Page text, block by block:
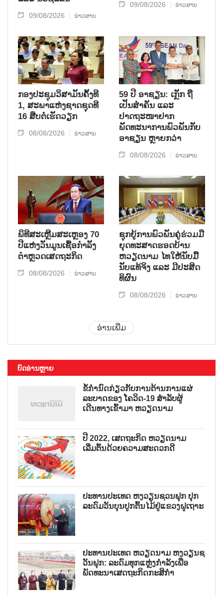
09/08/2026 ຂ່າວສານ
09/08/2026 ຂ່າວສານ
ກອງປະຊຸມວິສາມັນຄັ້ງທີ
1, ສະພາແຫ່ງຊາດຊຸດທີ
16 ສືບຕໍ່ເຮັດວຽກ
08/08/2026 ຂ່າວສານ
59 ປີ ອາຊຽນ: ເກຼັກ ຖື
ເປັນສຳຄັນ ແລະ
ປາດຖະໜາຢາກ
ພັດທະນາການພົວພັນກັບ
ອາຊຽນ ຫຼາຍກວ່າ
08/08/2026 ຂ່າວສານ
ພິທີສະເຫຼີມສະເຫຼອງ 70
ປີແຫ່ງວັນມູນເຊື້ອກຳລັງ
ຕຳຫຼວດເສດຖະກິດ
08/08/2026 ຂ່າວສານ
ຊຸກ​ຍູ້​ການ​ພົວ​ພັນ​ຄູ່​ຮ່ວມ​ມື​
ຍຸດ​ທະ​ສາດ​ຮອດ​ບ້ານ
ຫວຽດ​ນາມ ໄທ​ໃຫ້​ນັບ​ມື້​
ນັບ​ແທ້​ຈິງ ແລະ ມີ​ປະ​ສິດ​
ທິ​ຜົນ
08/08/2026 ຂ່າວສານ
ອ່ານເພີ່ມ
ບົດອ່ານຫຼາຍ
ຂໍ້ກຳນົດກ່ຽວກັບການຕ້ານການແຜ່
ລະບາດຂອງ ໂຄວິດ-19 ສຳລັບຜູ້
ເດີນທາງເຂົ້າມາ ຫວຽດນາມ
ປີ 2022, ເສດຖະກິດ ຫວຽດນາມ
ເລີ່ມຕົ້ນດ້ວຍຄວາມສະດວກດີ
ປະທານປະເທດ ຫງວຽນຊວນຟຸກ ປຸກ
ລະດົມວັນບຸນປູກຕົ້ນໄມ້ຢູ່ແຂວງຝູເຖາະ
ປະທານປະເທດ ຫວຽດນາມ ຫງວຽນຊ
ວັນຟຸກ: ລະດົມທຸກແຫຼ່ງກຳລັງເພື່ອ
ພັດທະນາເສດຖະກິດກະສິກຳ